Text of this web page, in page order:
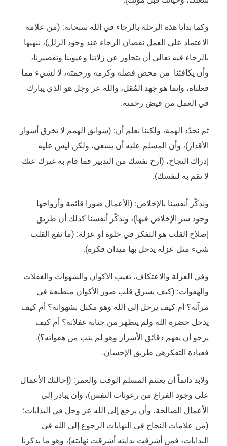
وكما بدأنا هذه الرحلة بالرجاء في الله سبحانه: (من علامة
الاعتماد على العمل نقصان الرجاء عند وجود الزلل)، ننهيها
بالرجاء فيه تعالى أن يتجاوز عن زلاتنا وعيوبنا وتقصيرنا،
وأن يكافئنا من محض فضله وكرمه ورحمته، لا لشيء مما
فعلناه، وإنما هو جهد المُقل، والله عز وجل هو الذي يبارك
في العمل من فيض رحمته.
ثم نجدّد الهمة، ولكننا نعلم أن: (سوابق الهمم لا تخرق أسوار
الأقدار)، وأن المسلم عليه أن يسعى، ولكن ليس عليه
إدراك النجاح، (أرح نفسك من التدبير فما قام به غيرك عنك
لا تقم به لنفسك).
ونذكّر أنفسنا بالإخلاص: (الأعمال صورا قائمة وأرواحها
وجود سر الإخلاص فيها)، ونذكّر أنفسنا كذلك أن طريق
إصلاح القلب هو التفكر في خلوة أو عزلة: (ما نفع القلب
شيء مثل عزله يدخل بها ميدان فكرة).
وفي العزلة والاعتكاف، تغيب الأكوان والشهوات والغفلات
والهفوات: (كيف يشرق قلب صور الأكوان منطبعة في
مرآته؟ أم كيف يرحل إلى الله وهو مكبل بشهواته؟ أم كيف
يدخل حضرة الله ولم يتطهر من جنابة غفلاته؟ أم كيف
يرجو أن يفهم دقائق الأسرار وهو لم يتب من هفواته؟).
فعبادة التفكرهي طريق الإحسان.
ولابد دائماً أن يغتنم المسلم الوقت والعمر: (إحالتك الأعمال
على وجود الفراغ من رعونات النفس)، وأن يبادر إلى
الأعمال الصالحة، وأن يرجع إلى الله عز وجل في البدايات:
(من علامات النجاح في النهايات الرجوع إلى الله في
البدايات، فمن أشرقت بدايته أشرقت نهايته)، وهو ما يذكرنا